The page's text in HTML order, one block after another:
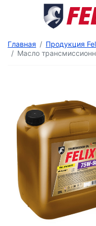
Главная
Продукция
Масло